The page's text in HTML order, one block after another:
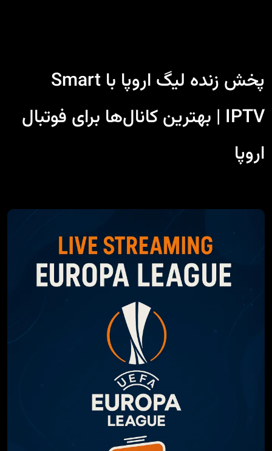
پخش زنده لیگ اروپا با Smart
IPTV | بهترین کانال‌ها برای فوتبال
اروپا